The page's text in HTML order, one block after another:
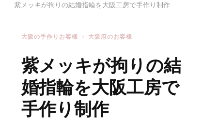
紫メッキが拘りの結婚指輪を大阪工房で手作り制作
大阪の手作りお客様 大阪府のお客様
紫メッキが拘りの結
婚指輪を大阪工房で
手作り制作